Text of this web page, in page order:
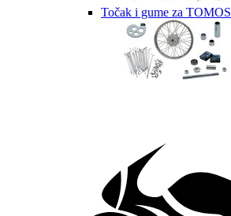
Točak i gume za TOMOS